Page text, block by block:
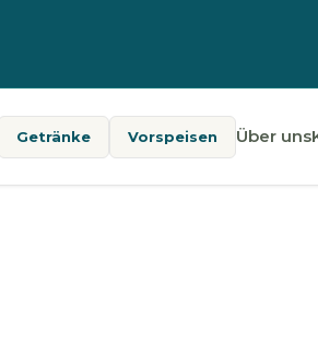
Getränke Vorspeisen Über uns